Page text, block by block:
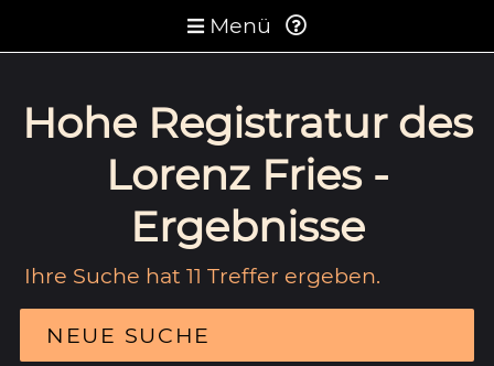
Menü
Hohe Registratur des
Lorenz Fries -
Ergebnisse
Ihre Suche hat 11 Treffer ergeben.
NEUE SUCHE